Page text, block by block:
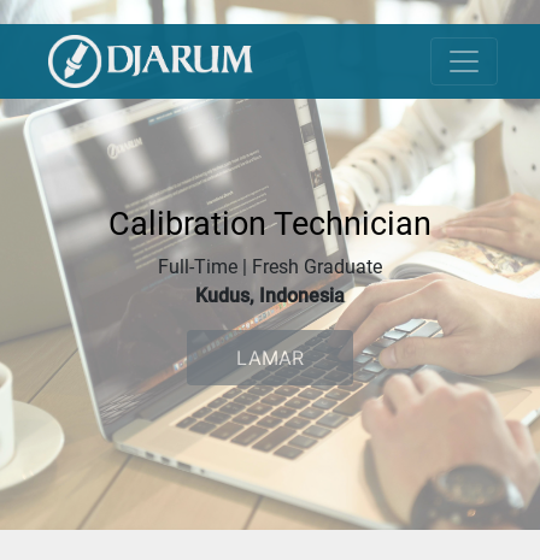
Calibration Technician
Full-Time | Fresh Graduate
Kudus, Indonesia
LAMAR